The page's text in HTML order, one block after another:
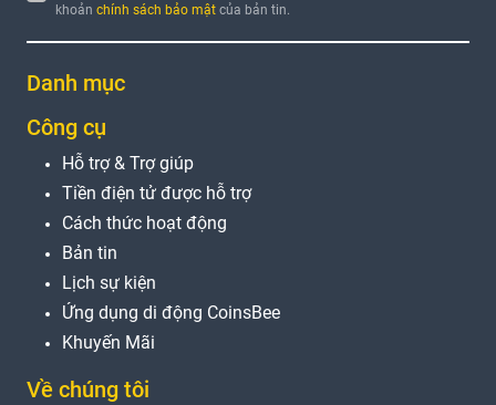
khoảnchính sách bảo mật của bản tin.
Danh mục
Công cụ
Hỗ trợ & Trợ giúp
Tiền điện tử được hỗ trợ
Cách thức hoạt động
Bản tin
Lịch sự kiện
Ứng dụng di động CoinsBee
Khuyến Mãi
Về chúng tôi